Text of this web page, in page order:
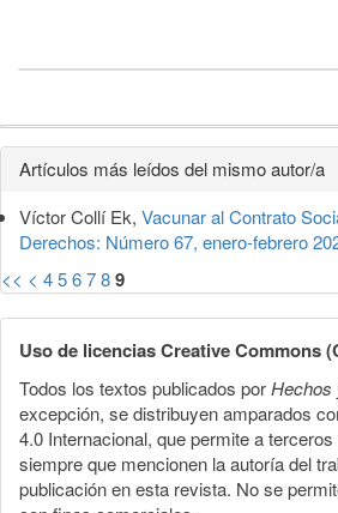
Detalles
del
artículo
Artículos más leídos del mismo autor/a
Víctor Collí Ek, Vacunar al Contrato
Derechos: Número 67, enero-febrero
<< < 456789
Uso de licencias Creative Commons
Todos los textos publicados porHechos
excepción, se distribuyen amparados
4.0 Internacional, que permite a
siempre que mencionen la autoría del
publicación en esta revista. No se